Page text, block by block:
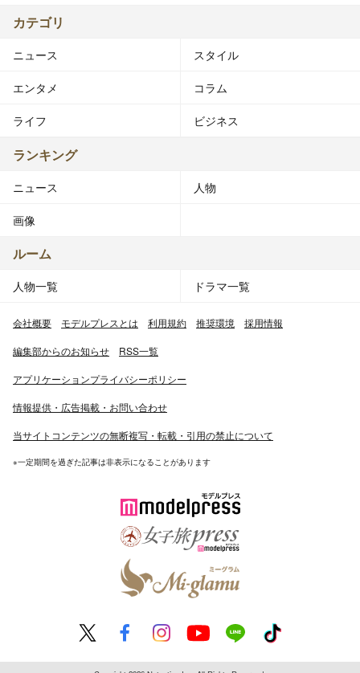
カテゴリ
ニュース スタイル
エンタメ コラム
ライフ ビジネス
ランキング
ニュース 人物
画像
ルーム
人物一覧 ドラマ一覧
会社概要 モデルプレスとは 利用規約 推奨環境 採用情報
編集部からのお知らせ RSS一覧
アプリケーションプライバシーポリシー
情報提供・広告掲載・お問い合わせ
当サイトコンテンツの無断複写・転載・引用の禁止について
※一定期間を過ぎた記事は非表示になることがあります